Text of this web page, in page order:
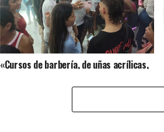
«Cursos de barbería, de uñas acrílicas,
maquillaje, todo es completamente